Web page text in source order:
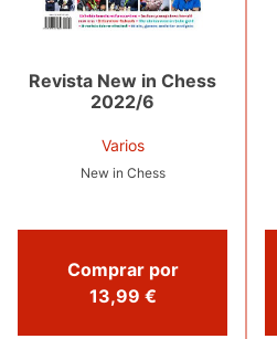
Revista New in Chess
2022/6
Varios
New in Chess
Comprar por
13,99 €